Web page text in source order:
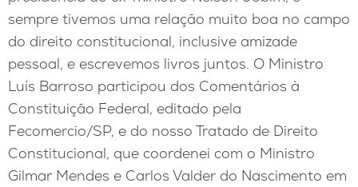
sempre tivemos uma relação muito boa no campo
do direito constitucional, inclusive amizade
pessoal, e escrevemos livros juntos. O Ministro
Luís Barroso participou dos Comentários à
Constituição Federal, editado pela
Fecomercio/SP, e do nosso Tratado de Direito
Constitucional, que coordenei com o Ministro
Gilmar Mendes e Carlos Valder do Nascimento em